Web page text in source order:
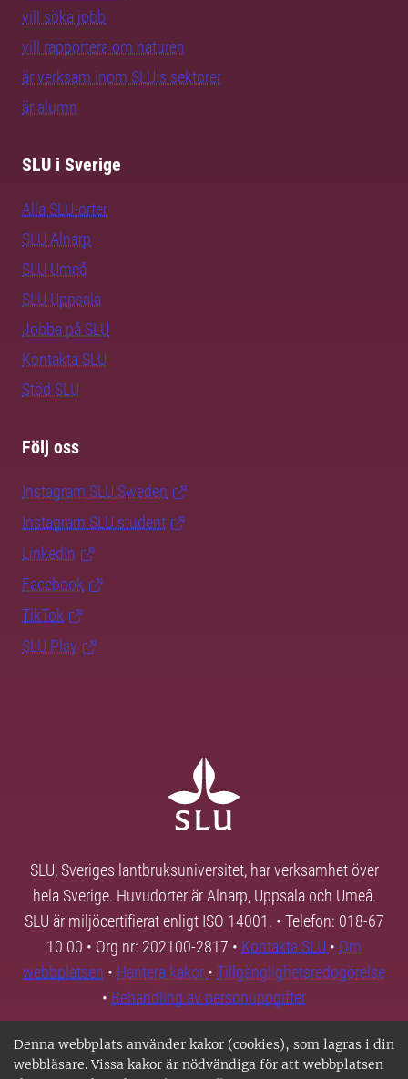
Denna webbplats använder kakor (cookies), som lagras i din
webbläsare. Vissa kakor är nödvändiga för att webbplatsen
vill söka jobb
vill rapportera om naturen
är verksam inom SLU:s sektorer
är alumn
SLU i Sverige
Alla SLU-orter
SLU Alnarp
SLU Umeå
SLU Uppsala
Jobba på SLU
Kontakta SLU
Stöd SLU
Följ oss
Instagram SLU.Sweden
Instagram SLU.student
LinkedIn
Facebook
TikTok
SLU Play
SLU, Sveriges lantbruksuniversitet, har verksamhet över
hela Sverige. Huvudorter är Alnarp, Uppsala och Umeå.
SLU är miljöcertifierat enligt ISO 14001. • Telefon: 018-67
10 00 • Org nr: 202100-2817 • Kontakta SLU • Om
webbplatsen • Hantera kakor • Tillgänglighetsredogörelse
• Behandling av personuppgifter